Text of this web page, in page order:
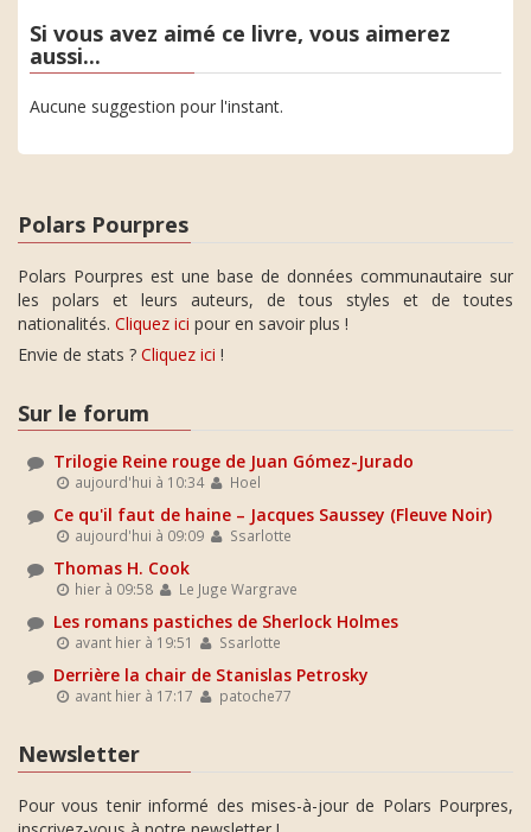
Si vous avez aimé ce livre, vous aimerez
aussi...
Aucune suggestion pour l'instant.
Polars Pourpres
Polars Pourpres est une base de données communautaire sur
les polars et leurs auteurs, de tous styles et de toutes
nationalités. Cliquez ici pour en savoir plus !
Envie de stats ? Cliquez ici !
Sur le forum
Trilogie Reine rouge de Juan Gómez-Jurado
aujourd'hui à 10:34 Hoel
Ce qu'il faut de haine – Jacques Saussey (Fleuve Noir)
aujourd'hui à 09:09 Ssarlotte
Thomas H. Cook
hier à 09:58 Le Juge Wargrave
Les romans pastiches de Sherlock Holmes
avant hier à 19:51 Ssarlotte
Derrière la chair de Stanislas Petrosky
avant hier à 17:17 patoche77
Newsletter
Pour vous tenir informé des mises-à-jour de Polars Pourpres,